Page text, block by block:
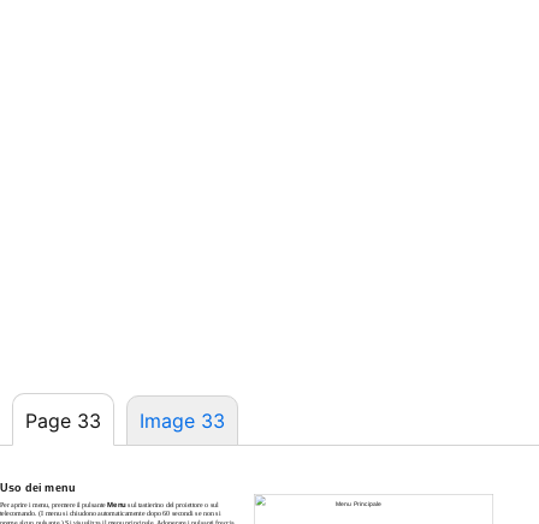
Page 33 Image 33
Uso dei menu
Per aprire i menu, premere il pulsanteMenusul tastierino del proiettore o sul
telecomando. (I menu si chiudono automaticamente dopo 60 secondi se non si
preme alcun pulsante.) Si visualizza il menu principale. Adoperare i pulsanti freccia
Menu Principale